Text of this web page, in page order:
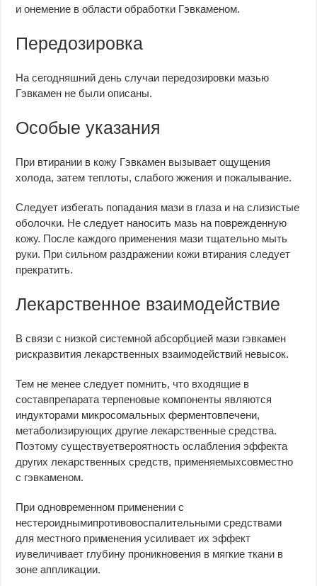
и онемение в области обработки Гэвкаменом.
Передозировка
На сегодняшний день случаи передозировки мазью
Гэвкамен не были описаны.
Особые указания
При втирании в кожу Гэвкамен вызывает ощущения
холода, затем теплоты, слабого жжения и покалывание.
Следует избегать попадания мази в глаза и на слизистые
оболочки. Не следует наносить мазь на поврежденную
кожу. После каждого применения мази тщательно мыть
руки. При сильном раздражении кожи втирания следует
прекратить.
Лекарственное взаимодействие
В связи с низкой системной абсорбцией мази гэвкамен
рискразвития лекарственных взаимодействий невысок.
Тем не менее следует помнить, что входящие в
составпрепарата терпеновые компоненты являются
индукторами микросомальных ферментовпечени,
метаболизирующих другие лекарственные средства.
Поэтому существуетвероятность ослабления эффекта
других лекарственных средств, применяемыхсовместно
с гэвкаменом.
При одновременном применении с
нестероиднымипротивовоспалительными средствами
для местного применения усиливает их эффект
иувеличивает глубину проникновения в мягкие ткани в
зоне аппликации.